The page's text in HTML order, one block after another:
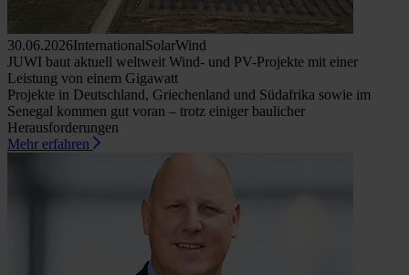
30.06.2026InternationalSolarWind
JUWI baut aktuell weltweit Wind- und PV-Projekte mit einer
Leistung von einem Gigawatt
Projekte in Deutschland, Griechenland und Südafrika sowie im
Senegal kommen gut voran – trotz einiger baulicher
Herausforderungen
Mehr erfahren